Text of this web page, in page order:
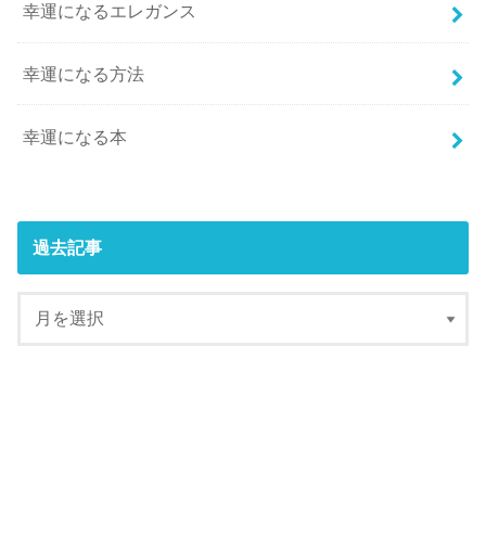
幸運になるエレガンス
幸運になる方法
幸運になる本
過去記事